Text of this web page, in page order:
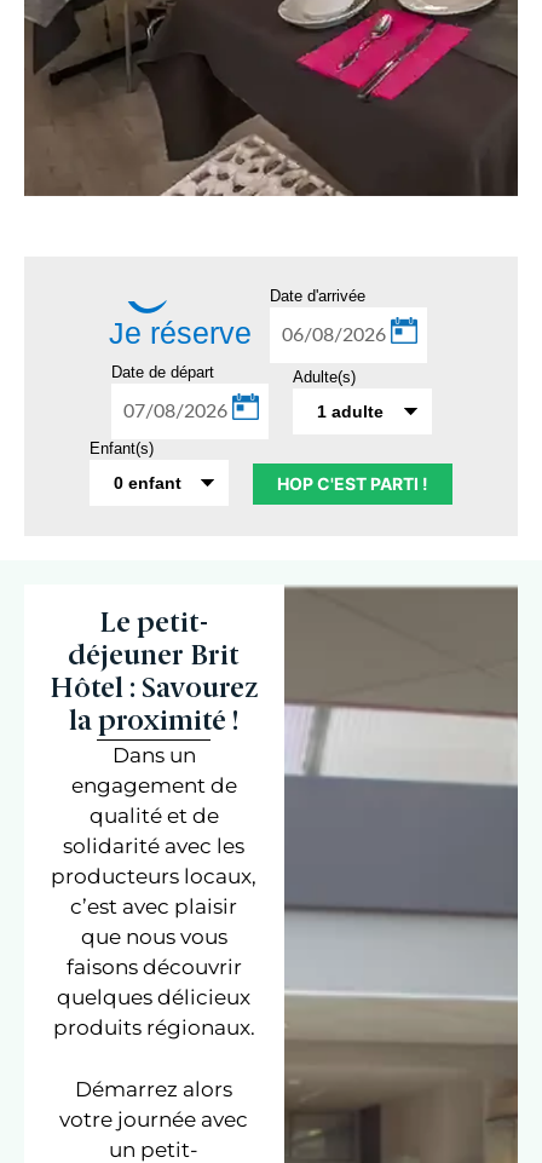
Je réserve
Date d'arrivée
Date de départ Adulte(s)
1 adulte
Enfant(s)
0 enfant
Le petit-
déjeuner Brit
Hôtel : Savourez
la proximité !
Dans un
engagement de
qualité et de
solidarité avec les
producteurs locaux,
c’est avec plaisir
que nous vous
faisons découvrir
quelques délicieux
produits régionaux.
Démarrez alors
votre journée avec
un petit-